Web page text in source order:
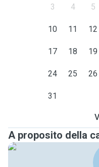
3 4 5
10 11 12
17 18 19
24 25 26
31
A proposito della